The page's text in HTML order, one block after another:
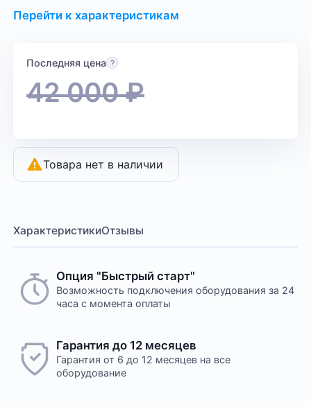
Перейти к характеристикам
Последняя цена
42 000₽
Товара нет в наличии
ХарактеристикиОтзывы
Опция "Быстрый старт"
Возможность подключения оборудования за 24
часа с момента оплаты
Гарантия до 12 месяцев
Гарантия от 6 до 12 месяцев на все
оборудование